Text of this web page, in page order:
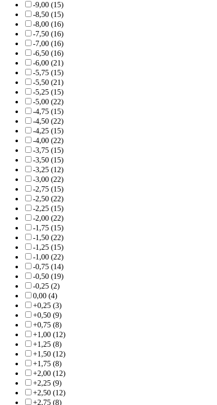
-9,00 (15)
-8,50 (15)
-8,00 (16)
-7,50 (16)
-7,00 (16)
-6,50 (16)
-6,00 (21)
-5,75 (15)
-5,50 (21)
-5,25 (15)
-5,00 (22)
-4,75 (15)
-4,50 (22)
-4,25 (15)
-4,00 (22)
-3,75 (15)
-3,50 (15)
-3,25 (12)
-3,00 (22)
-2,75 (15)
-2,50 (22)
-2,25 (15)
-2,00 (22)
-1,75 (15)
-1,50 (22)
-1,25 (15)
-1,00 (22)
-0,75 (14)
-0,50 (19)
-0,25 (2)
0,00 (4)
+0,25 (3)
+0,50 (9)
+0,75 (8)
+1,00 (12)
+1,25 (8)
+1,50 (12)
+1,75 (8)
+2,00 (12)
+2,25 (9)
+2,50 (12)
+2,75 (8)